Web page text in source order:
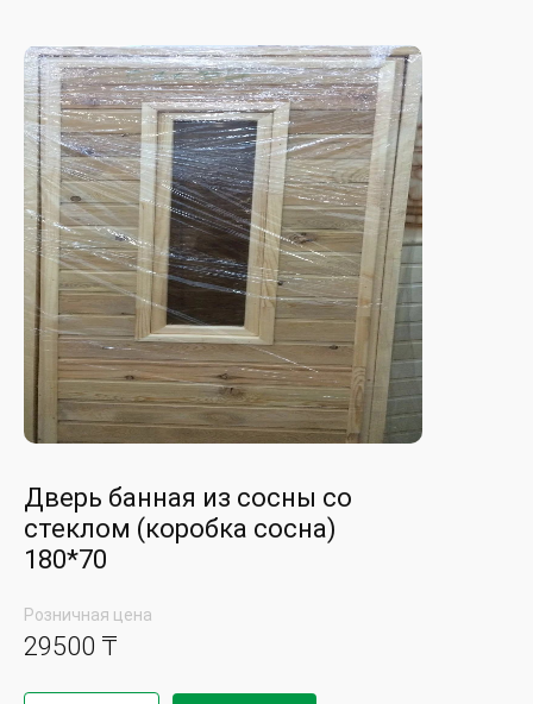
Дверь банная из сосны со
стеклом (коробка сосна)
180*70
Розничная цена
29500 ₸